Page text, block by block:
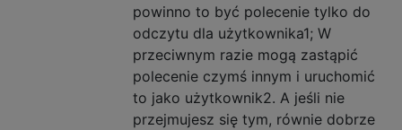
powinno to być polecenie tylko do
odczytu dla użytkownika1; W
przeciwnym razie mogą zastąpić
polecenie czymś innym i uruchomić
to jako użytkownik2. A jeśli nie
przejmujesz się tym, równie dobrze